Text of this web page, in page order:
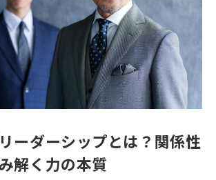
ーダーシップとは？関係性
解く力の本質